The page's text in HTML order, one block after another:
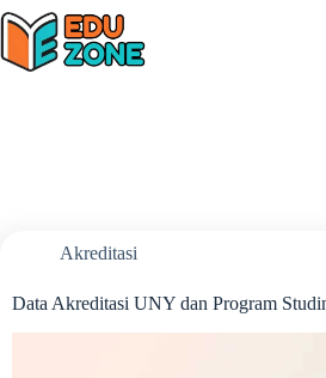
Skip
to
content
Akreditasi
Data Akreditasi UNY dan Program